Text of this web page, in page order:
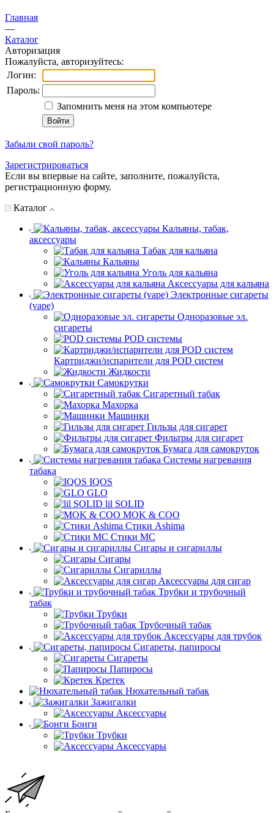
Главная
—
Каталог
Авторизация
Пожалуйста, авторизуйтесь:
Логин:
Пароль:
Запомнить меня на этом компьютере
Забыли свой пароль?
Зарегистрироваться
Если вы впервые на сайте, заполните, пожалуйста,
регистрационную форму.
Каталог
Кальяны, табак,
аксессуары
Табак для кальяна
Кальяны
Уголь для кальяна
Аксессуары для кальяна
Электронные сигареты
(vape)
Одноразовые эл.
сигареты
POD системы
Картриджи/испарители для POD систем
Жидкости
Самокрутки
Сигаретный табак
Махорка
Машинки
Гильзы для сигарет
Фильтры для сигарет
Бумага для самокруток
Системы нагревания
табака
IQOS
GLO
lil SOLID
MOK & COO
Стики Ashima
Стики MC
Сигары и сигариллы
Сигары
Сигариллы
Аксессуары для сигар
Трубки и трубочный
табак
Трубки
Трубочный табак
Аксессуары для трубок
Сигареты, папиросы
Сигареты
Папиросы
Кретек
Нюхательный табак
Зажигалки
Аксессуары
Бонги
Трубки
Аксессуары